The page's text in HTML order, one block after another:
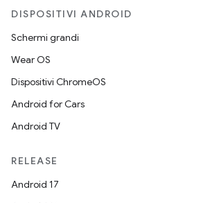
DISPOSITIVI ANDROID
Schermi grandi
Wear OS
Dispositivi ChromeOS
Android for Cars
Android TV
RELEASE
Android 17